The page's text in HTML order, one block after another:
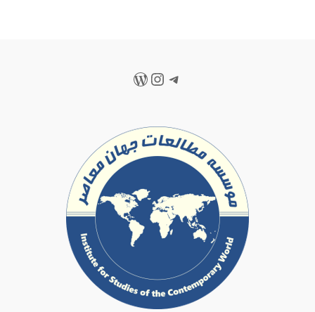
تلگراماینستاگرم
وردپرس